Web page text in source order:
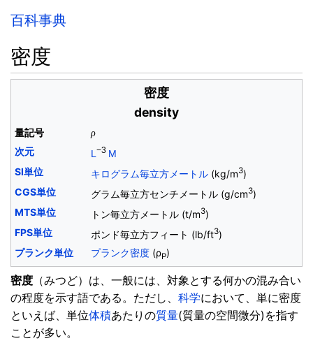
百科事典
密度
密度
density
量記号 ρ
次元 L −3 M
SI単位 キログラム毎立方メートル (kg/m3)
CGS単位
グラム毎立方センチメートル (g/cm3)
MTS単位
トン毎立方メートル (t/m3)
FPS単位
ポンド毎立方フィート (lb/ft3)
プランク単位
プランク密度 (ρP)
密度 （みつど）は、一般には、対象とする何かの混み合い
の程度を示す語である。ただし、 科学において、単に密度
といえば、単位体積あたりの質量(質量の空間微分)を指す
ことが多い。